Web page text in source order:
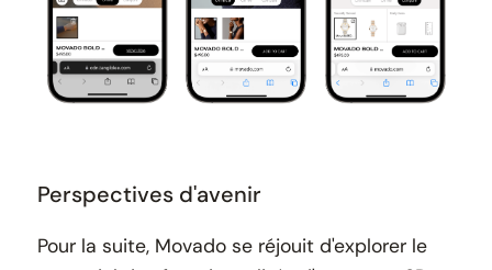
Perspectives d'avenir
Pour la suite, Movado se réjouit d'explorer le